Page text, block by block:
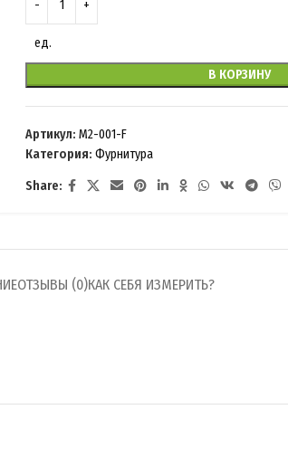
ед.
В КОРЗИНУ
Артикул:M2-001-F
Категория: Фурнитура
Share:
ОТЗЫВЫ (0)КАК СЕБЯ ИЗМЕРИТЬ?